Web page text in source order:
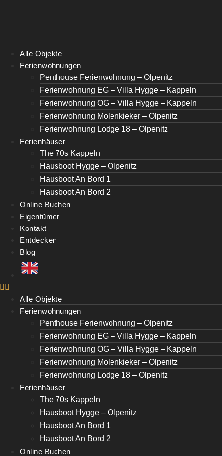
Alle Objekte
Ferienwohnungen
Penthouse Ferienwohnung – Olpenitz
Ferienwohnung EG – Villa Hygge – Kappeln
Ferienwohnung OG – Villa Hygge – Kappeln
Ferienwohnung Molenkieker – Olpenitz
Ferienwohnung Lodge 18 – Olpenitz
Ferienhäuser
The 70s Kappeln
Hausboot Hygge – Olpenitz
Hausboot An Bord 1
Hausboot An Bord 2
Online Buchen
Eigentümer
Kontakt
Entdecken
Blog
Alle Objekte
Ferienwohnungen
Penthouse Ferienwohnung – Olpenitz
Ferienwohnung EG – Villa Hygge – Kappeln
Ferienwohnung OG – Villa Hygge – Kappeln
Ferienwohnung Molenkieker – Olpenitz
Ferienwohnung Lodge 18 – Olpenitz
Ferienhäuser
The 70s Kappeln
Hausboot Hygge – Olpenitz
Hausboot An Bord 1
Hausboot An Bord 2
Online Buchen